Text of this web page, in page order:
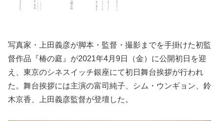
写真家・上田義彦が脚本・監督・撮影までを手掛けた初監
督作品『椿の庭』が2021年4月9日（金）に公開初日を迎
え、東京のシネスイッチ銀座にて初日舞台挨拶が行われ
た。舞台挨拶には主演の富司純子、シム・ウンギョン、鈴
木京香、上田義彦監督が登壇した。